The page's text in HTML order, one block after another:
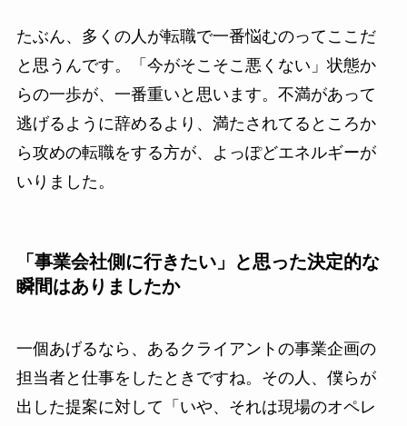
たぶん、多くの人が転職で一番悩むのってここだ
と思うんです。「今がそこそこ悪くない」状態か
らの一歩が、一番重いと思います。不満があって
逃げるように辞めるより、満たされてるところか
ら攻めの転職をする方が、よっぽどエネルギーが
いりました。
「事業会社側に行きたい」と思った決定的な
瞬間はありましたか
一個あげるなら、あるクライアントの事業企画の
担当者と仕事をしたときですね。その人、僕らが
出した提案に対して「いや、それは現場のオペレ